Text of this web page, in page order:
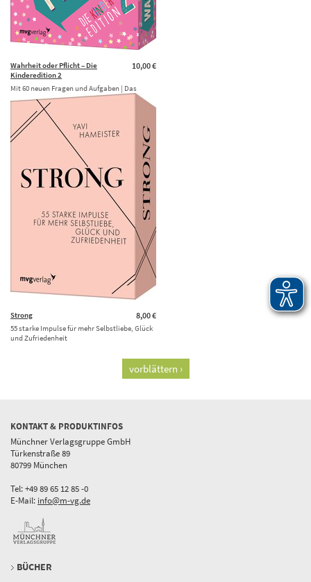
10,00 €
Wahrheit oder Pflicht – Die
Kinderedition 2
Mit 60 neuen Fragen und Aufgaben | Das
Original. Das perfekte Geschenk für
Geburtstag, Weihnachten …
8,00 €
Strong
55 starke Impulse für mehr Selbstliebe, Glück
und Zufriedenheit
vorblättern ›
KONTAKT & PRODUKTINFOS
Münchner Verlagsgruppe GmbH
Türkenstraße 89
80799 München
Tel: +49 89 65 12 85 -0
E-Mail: info@m-vg.de
BÜCHER